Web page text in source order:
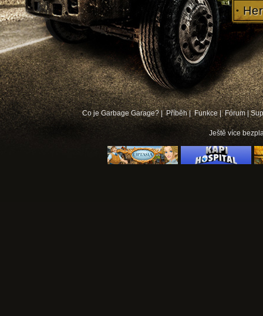
Co je Garbage Garage? | Příběh | Funkce | Fórum|
Ještě více